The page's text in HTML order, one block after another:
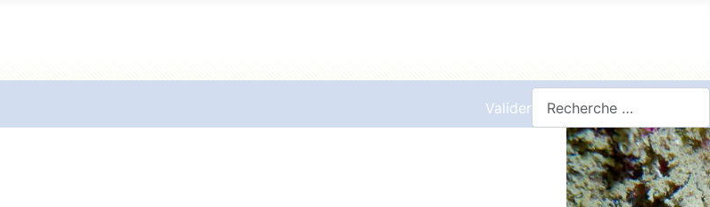
Valider